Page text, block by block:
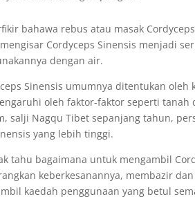
bahawa rebus atau masak
Cordyceps Sinensis menjadi
dengan air.
Sinensis umumnya ditentukan
oleh faktor-faktor seperti
salji Nagqu Tibet sepanjang tahun,
yang lebih tinggi.
tahu bagaimana untuk mengambil
keberkesanannya, membazir
kaedah penggunaan yang betul